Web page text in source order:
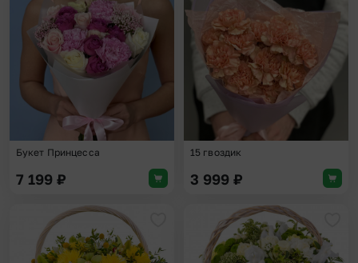
Добавить в избранное
Букет Принцесса
7 199 ₽
15 гвоздик
3 999 ₽
Добавить в избранное